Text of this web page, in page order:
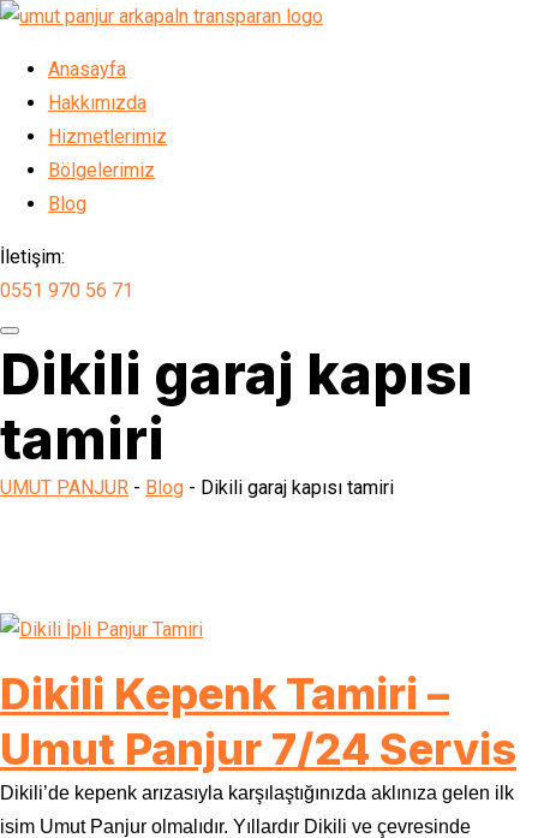
Anasayfa
Hakkımızda
Hizmetlerimiz
Bölgelerimiz
Blog
İletişim:
0551 970 56 71
Dikili garaj kapısı
tamiri
UMUT PANJUR - Blog - Dikili garaj kapısı tamiri
Dikili Kepenk Tamiri –
Umut Panjur 7/24 Servis
Dikili’de kepenk arızasıyla karşılaştığınızda aklınıza gelen ilk
isim Umut Panjur olmalıdır. Yıllardır Dikili ve çevresinde